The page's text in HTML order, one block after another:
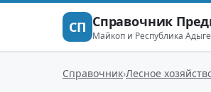
СП Справочник
Майкоп и Республика
Справочник Лесное